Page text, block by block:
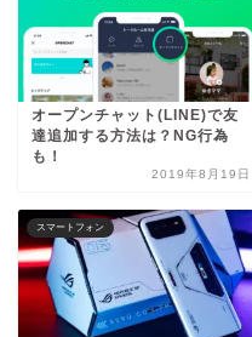
オープンチャット(LINE)で友
達追加する方法は？NG行為
も！
2019年8月19日
スマートフォン